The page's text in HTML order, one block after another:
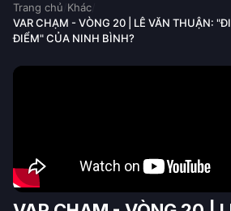
Trang chủ Khác
VAR CHẠM - VÒNG 20 | LÊ VĂN THUẬN:
ĐIỂM" CỦA NINH BÌNH?